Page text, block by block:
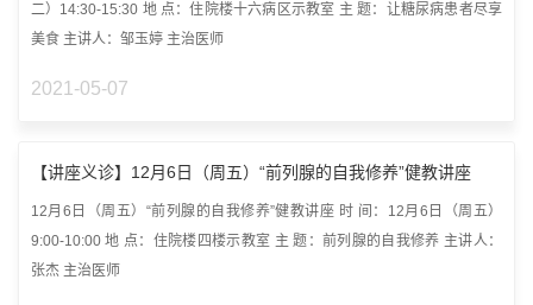
二）14:30-15:30 地 点：住院楼十六病区示教室 主 题：让糖尿病患者尽享
美食 主讲人：邹玉婷 主治医师
2021-05-07
【讲座义诊】12月6日（周五）“前列腺的自我修养”健教讲座
12月6日（周五）“前列腺的自我修养”健教讲座 时 间：12月6日（周五）
9:00-10:00 地 点：住院楼四楼示教室 主 题：前列腺的自我修养 主讲人：
张杰 主治医师